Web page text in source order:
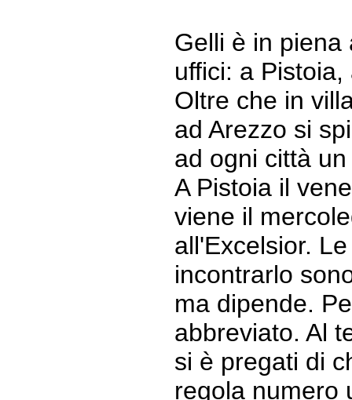
Gelli è in piena
uffici: a
Oltre che in
ad Arezzo si
ad ogni città
A Pistoia il
viene il
all'Excelsior.
incontrarlo
ma dipende.
abbreviato. Al
si è pregati di
regola numero